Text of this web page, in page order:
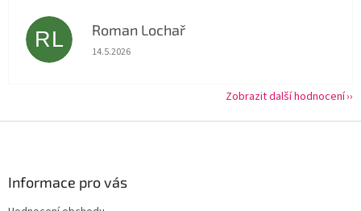
RL Roman Lochař
Hodnocení obchodu je 5 z 5 hvězdiček.
14.5.2026
Zobrazit další hodnocení
Informace pro vás